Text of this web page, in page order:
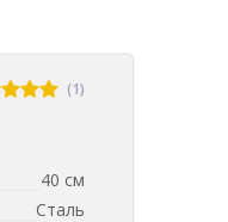
(1)
40 см
Сталь